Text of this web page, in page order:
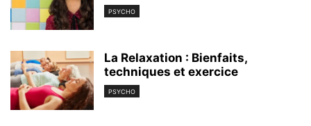
PSYCHO
La Relaxation : Bienfaits,
techniques et exercice
PSYCHO